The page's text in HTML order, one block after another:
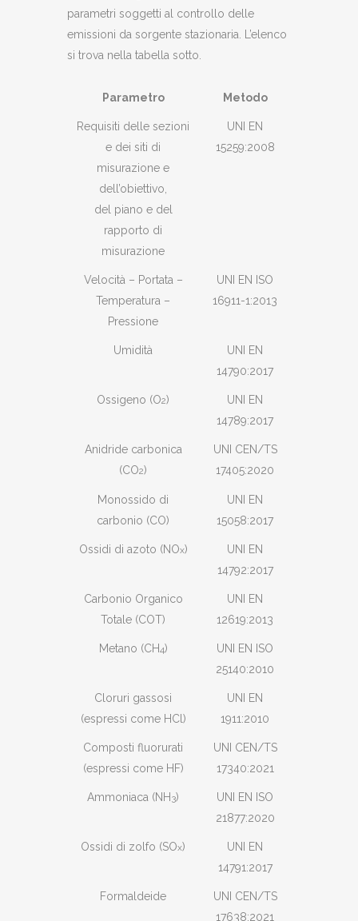
parametri soggetti al controllo delle
emissioni da sorgente stazionaria. L’elenco
si trova nella tabella sotto.
Parametro Metodo
Requisiti delle sezioni
e dei siti di
misurazione e
dell’obiettivo,
del piano e del
rapporto di
misurazione
UNI EN
15259:2008
Velocità – Portata –
Temperatura –
Pressione
UNI EN ISO
16911-1:2013
Umidità
UNI EN
14790:2017
Ossigeno (O2)
UNI EN
14789:2017
Anidride carbonica
(CO2)
UNI CEN/TS
17405:2020
Monossido di
carbonio (CO)
UNI EN
15058:2017
Ossidi di azoto (NOx)
UNI EN
14792:2017
Carbonio Organico
Totale (COT)
UNI EN
12619:2013
Metano (CH4)
UNI EN ISO
25140:2010
Cloruri gassosi
(espressi come HCl)
UNI EN
1911:2010
Composti fluorurati
(espressi come HF)
UNI CEN/TS
17340:2021
Ammoniaca (NH 3)
UNI EN ISO
21877:2020
Ossidi di zolfo (SOx)
UNI EN
14791:2017
Formaldeide
UNI CEN/TS
17638:2021